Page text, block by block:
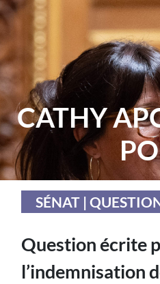
CATHY
SÉNAT |
Question écrite
l’indemnisation